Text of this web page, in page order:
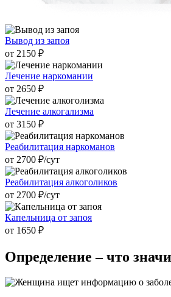
Вывод из запоя
от 2150 ₽
Лечение наркомании
от 2650 ₽
Лечение алкогализма
от 3150 ₽
Реабилитация наркоманов
от 2700 ₽/cут
Реабилитация алкоголиков
от 2700 ₽/cут
Капельница от запоя
от 1650 ₽
Определение –что